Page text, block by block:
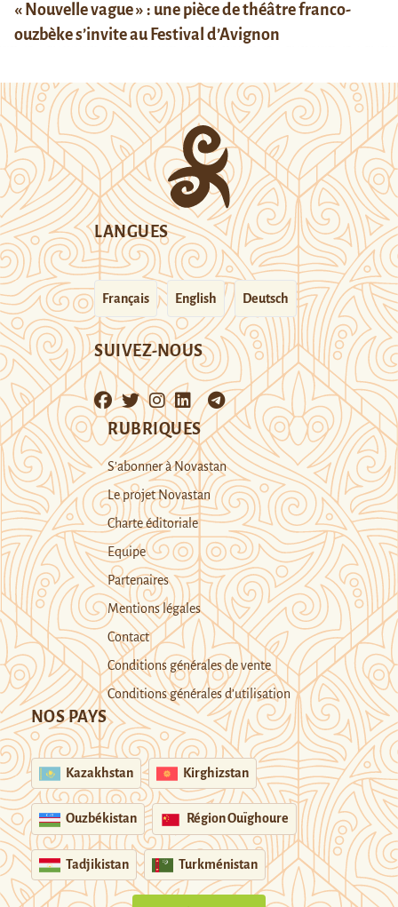
« Nouvelle vague » : une pièce de théâtre franco-
ouzbèke s’invite au Festival d’Avignon
LANGUES
Français English Deutsch
SUIVEZ-NOUS
RUBRIQUES
S’abonner à Novastan
Le projet Novastan
Charte éditoriale
Equipe
Partenaires
Mentions légales
Contact
Conditions générales de vente
Conditions générales d’utilisation
NOS PAYS
Kazakhstan Kirghizstan
Ouzbékistan Région Ouïghoure
Tadjikistan Turkménistan